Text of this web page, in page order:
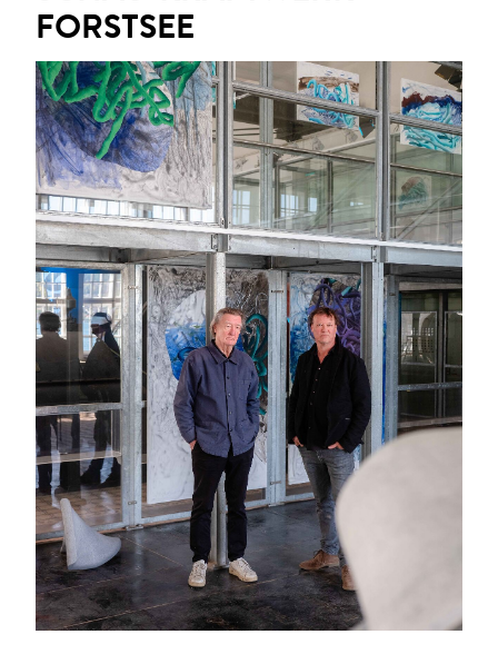
FORSTSEE